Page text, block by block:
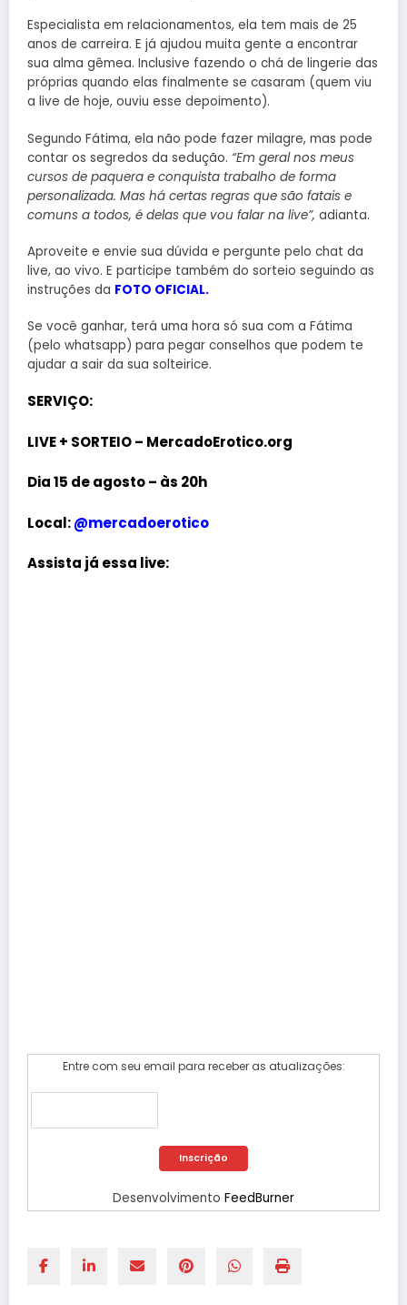
Especialista em relacionamentos, ela tem mais de 25
anos de carreira. E já ajudou muita gente a encontrar
sua alma gêmea. Inclusive fazendo o chá de lingerie das
próprias quando elas finalmente se casaram (quem viu
a live de hoje, ouviu esse depoimento).
Segundo Fátima, ela não pode fazer milagre, mas pode
contar os segredos da sedução. “Em geral nos meus
cursos de paquera e conquista trabalho de forma
personalizada. Mas há certas regras que são fatais e
comuns a todos, é delas que vou falar na live”, adianta.
Aproveite e envie sua dúvida e pergunte pelo chat da
live, ao vivo. E participe também do sorteio seguindo as
instruções da FOTO OFICIAL.
Se você ganhar, terá uma hora só sua com a Fátima
(pelo whatsapp) para pegar conselhos que podem te
ajudar a sair da sua solteirice.
SERVIÇO:
LIVE + SORTEIO – MercadoErotico.org
Dia 15 de agosto – às 20h
Local:@mercadoerotico
Assista já essa live:
Entre com seu email para receber as atualizações:
Desenvolvimento FeedBurner